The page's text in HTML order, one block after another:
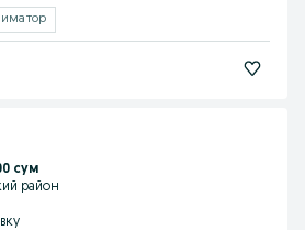
сум
район